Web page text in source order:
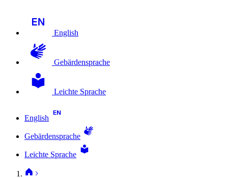
English
Gebärdensprache
Leichte Sprache
English
Gebärdensprache
Leichte Sprache